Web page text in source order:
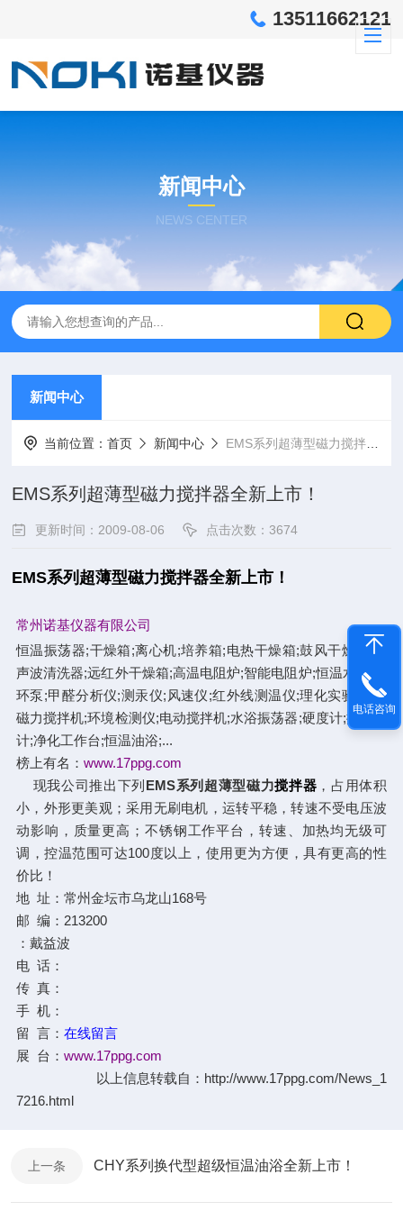
13511662121
新闻中心
NEWS CENTER
新闻中心
当前位置：首页 新闻中心 EMS系列超薄型磁力搅拌器全新上市！
EMS系列超薄型磁力搅拌器全新上市！
更新时间：2009-08-06 点击次数：3674
EMS系列超薄型磁力搅拌器全新上市！
常州诺基仪器有限公司
恒温振荡器;干燥箱;离心机;培养箱;电热干燥箱;鼓风干燥箱;超
声波清洗器;远红外干燥箱;高温电阻炉;智能电阻炉;恒温水浴;循
环泵;甲醛分析仪;测汞仪;风速仪;红外线测温仪;理化实验仪器;
磁力搅拌机;环境检测仪;电动搅拌机;水浴振荡器;硬度计;推拉力
计;净化工作台;恒温油浴;...
榜上有名： www.17ppg.com
现我公司推出下列 EMS系列超薄型磁力搅拌器 ，占用体积
小，外形更美观；采用无刷电机，运转平稳，转速不受电压波
动影响，质量更高；不锈钢工作平台，转速、加热均无级可
调，控温范围可达100度以上，使用更为方便，具有更高的性
价比！
地 址：常州金坛市乌龙山168号
邮 编：213200
：戴益波
电 话：
传 真：
手 机：
留 言： 在线留言
展 台： www.17ppg.com
以上信息转载自： http://www.17ppg.com/News_1
7216.html
上一条 CHY系列换代型超级恒温油浴全新上市！
电话咨询